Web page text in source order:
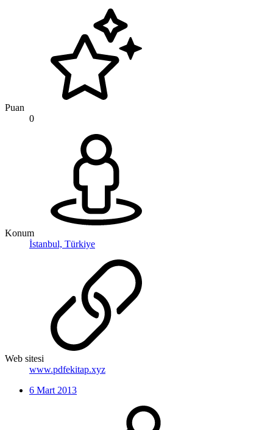
Puan
0
Konum
İstanbul, Türkiye
Web sitesi
www.pdfekitap.xyz
6 Mart 2013